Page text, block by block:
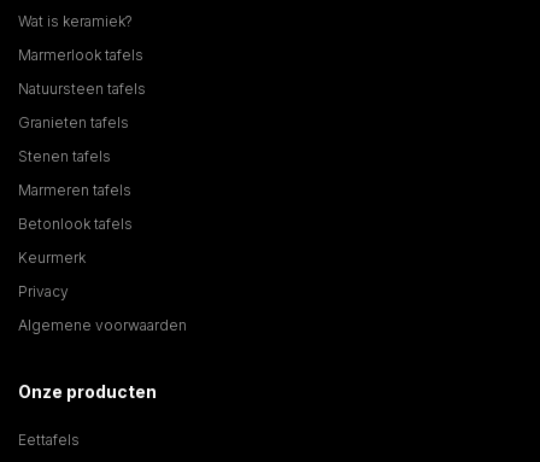
Wat is keramiek?
Marmerlook tafels
Natuursteen tafels
Granieten tafels
Stenen tafels
Marmeren tafels
Betonlook tafels
Keurmerk
Privacy
Algemene voorwaarden
Onze producten
Eettafels